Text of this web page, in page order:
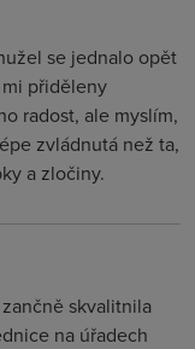
se jednalo opět
přiděleny
radost, ale myslím,
zvládnutá než ta,
a zločiny.
skvalitnila
na úřadech